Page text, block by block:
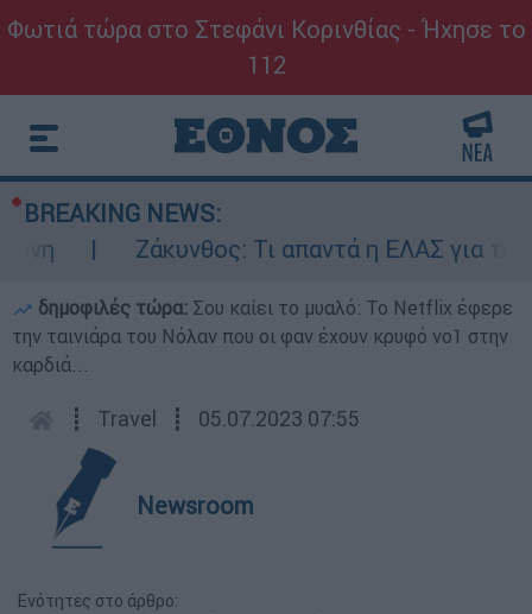
Φωτιά τώρα στο Στεφάνι Κορινθίας - Ήχησε το
112
BREAKING NEWS:
Ζάκυνθος: Τι απαντά η ΕΛΑΣ για τους 8
δημοφιλές τώρα: Σου καίει το μυαλό: Το Netflix έφερε
την ταινιάρα του Νόλαν που οι φαν έχουν κρυφό νο1 στην
καρδιά...
┋ Travel ┋ 05.07.2023 07:55
Newsroom
Ενότητες στο άρθρο: